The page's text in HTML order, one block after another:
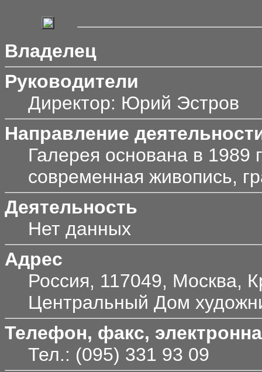
Владелец
Руководители
Директор: Юрий Эстров
Направление
Галерея основана в 1989
современная живопись,
Деятельность
Нет данных
Адрес
Россия, 117049, Москва,
Центральный Дом
Телефон, факс,
Тел.: (095) 331 93 09